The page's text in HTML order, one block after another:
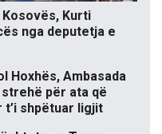
Kosovës, Kurti
nga deputetja e
Hoxhës, Ambasada
për ata që
shpëtuar ligjit